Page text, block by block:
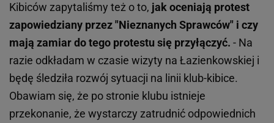
Kibiców zapytaliśmy też o to, jak oceniają protest
zapowiedziany przez "Nieznanych Sprawców" i czy
mają zamiar do tego protestu się przyłączyć. - Na
razie odkładam w czasie wizyty na Łazienkowskiej i
będę śledziła rozwój sytuacji na linii klub-kibice.
Obawiam się, że po stronie klubu istnieje
przekonanie, że wystarczy zatrudnić odpowiednich